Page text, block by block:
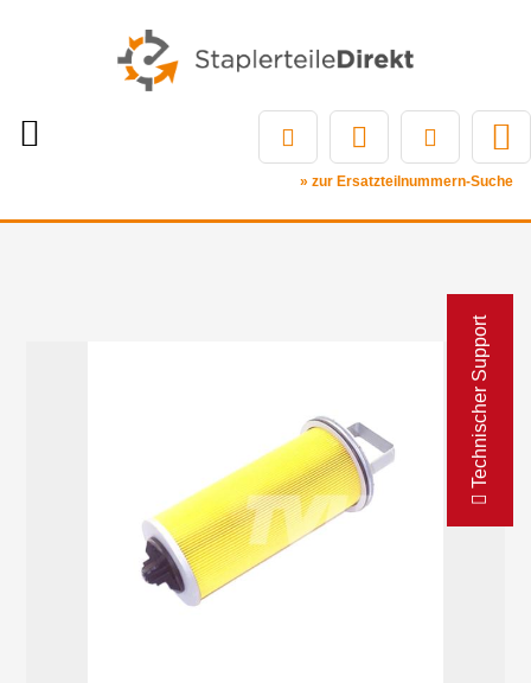
Technischer Support
» zur Ersatzteilnummern-Suche